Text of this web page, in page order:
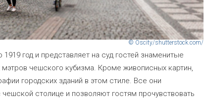
© Oscity/shutterstock.com/
год и представляет на суд гостей знаменитые
чешского кубизма. Кроме живописных картин,
городских зданий в этом стиле. Все они
столице и позволяют гостям прочувствовать